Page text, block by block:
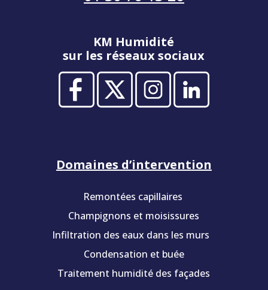
KM Humidité
sur les réseaux sociaux
Domaines d’intervention
Remontées capillaires
Champignons et moisissures
Infiltration des eaux dans les murs
Condensation et buée
Traitement humidité des façades